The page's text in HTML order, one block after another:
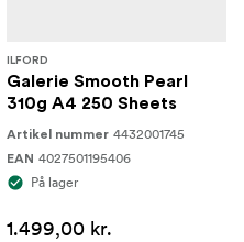
ILFORD
Galerie Smooth Pearl
310g A4 250 Sheets
Artikel nummer 4432001745
EAN 4027501195406
På lager
1.499,00 kr.